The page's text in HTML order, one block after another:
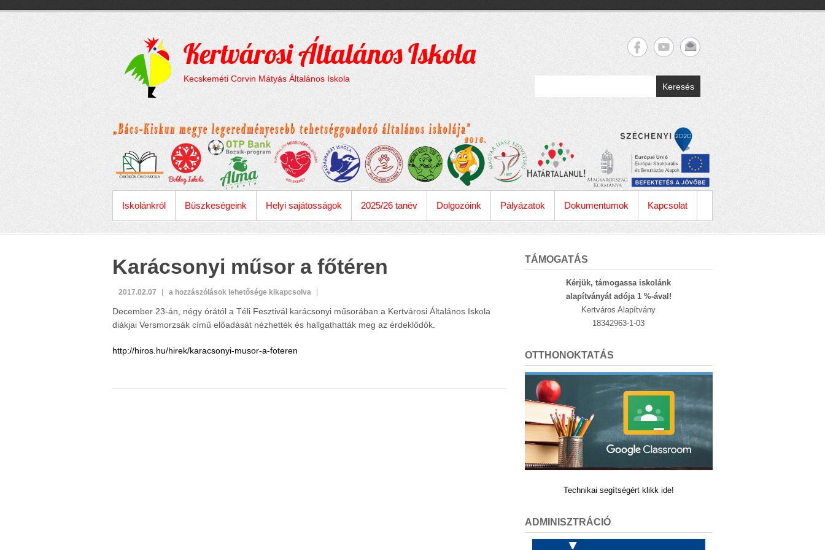
content
Kertvárosi Általános Iskola
Kecskeméti Corvin Mátyás Általános Iskola
Keresés
ELSŐDLEGES MENÜ
Iskolánkról Büszkeségeink Helyi sajátosságok 2025/26 tanév Dolgozóink Pályázatok Dokumentumok Kapcsolat
Karácsonyi műsor a főtéren
2017.02.07
Karácsonyi
a
főtéren
a hozzászólások lehetősége kikapcsolva
December 23-án, négy órától a Téli Fesztivál karácsonyi műsorában a Kertvárosi Általános Iskola
diákjai Versmorzsák című előadását nézhették és hallgathatták meg az érdeklődők.
http://hiros.hu/hirek/karacsonyi-musor-a-foteren
TÁMOGATÁS
Kérjük, támogassa iskolánk
alapítványát adója 1 %-ával!
Kertváros Alapítvány
18342963-1-03
OTTHONOKTATÁS
Technikai segítségért klikk ide!
ADMINISZTRÁCIÓ